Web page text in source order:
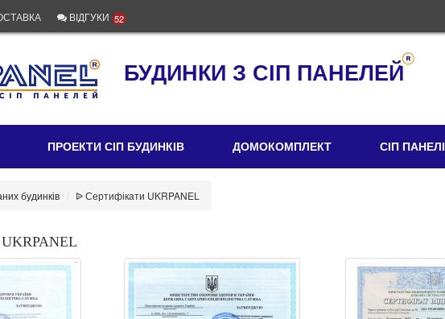
ВІДГУКИ 52
БУДИНКИ З СІП ПАНЕЛЕЙ
ПРОЕКТИ СІП БУДИНКІВ ДОМОКОМПЛЕКТ СІП ПАНЕЛІ
будинків ᐉ Сертифікати UKRPANEL